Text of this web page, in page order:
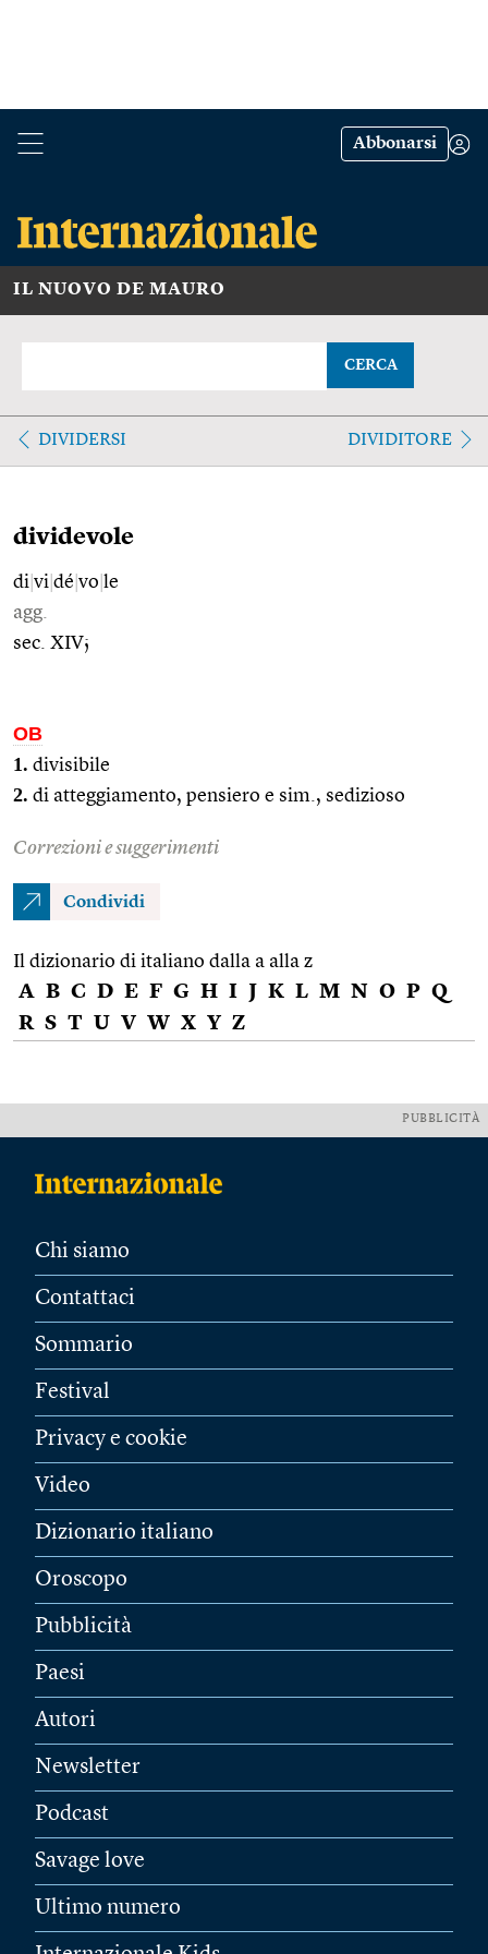
Abbonarsi
IL NUOVO DE MAURO
CERCA
DIVIDERSI DIVIDITORE
dividevole
di vi dé vo le
agg.
sec. XIV;
OB
1. divisibile
2. di atteggiamento, pensiero e sim., sedizioso
Correzioni e suggerimenti
Condividi
Il dizionario di italiano dalla a alla z
A B C D E F G H I J K L M N O P Q
R S T U V W X Y Z
PUBBLICITÀ
Chi siamo
Contattaci
Sommario
Festival
Privacy e cookie
Video
Dizionario italiano
Oroscopo
Pubblicità
Paesi
Autori
Newsletter
Podcast
Savage love
Ultimo numero